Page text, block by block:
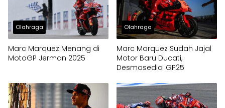
Olahraga
Marc Marquez Menang di
MotoGP Jerman 2025
Olahraga
Marc Marquez Sudah Jajal
Motor Baru Ducati,
Desmosedici GP25